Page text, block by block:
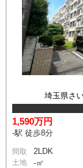
埼玉県さ
1,590万円
-駅 徒歩8分
間取 2LDK
土地 -㎡